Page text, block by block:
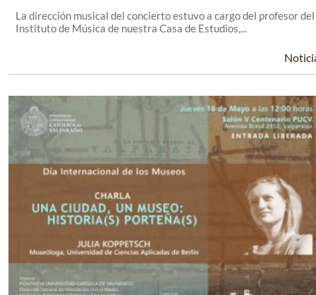
La dirección musical del concierto estuvo a cargo del profesor del
Instituto de Música de nuestra Casa de Estudios,...